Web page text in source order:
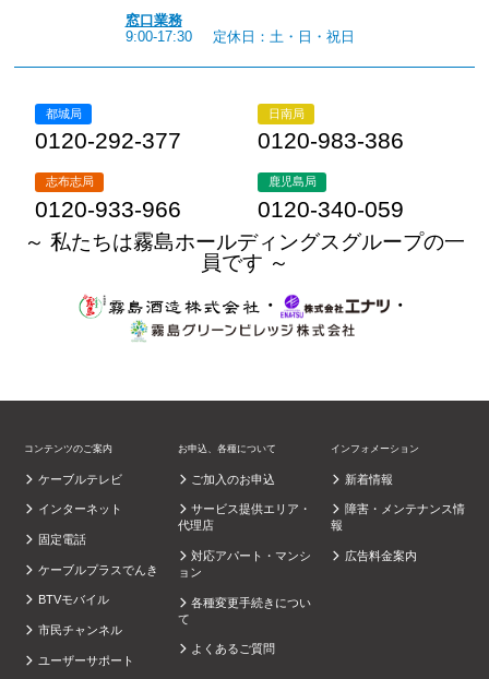
窓口業務
9:00-17:30
定休日：土・日・祝日
都城局
0120-292-377
日南局
0120-983-386
志布志局
0120-933-966
鹿児島局
0120-340-059
～ 私たちは霧島ホールディングスグループの一
員です ～
・
・
コンテンツのご案内
ケーブルテレビ
インターネット
固定電話
ケーブルプラスでんき
BTVモバイル
市民チャンネル
ユーザーサポート
お申込、各種について
ご加入のお申込
サービス提供エリア・
代理店
対応アパート・マンシ
ョン
各種変更手続きについ
て
よくあるご質問
インフォメーション
新着情報
障害・メンテナンス情
報
広告料金案内